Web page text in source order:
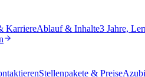
KarriereAblauf & Inhalte3 Jahre,
Stellenpakete & Preise